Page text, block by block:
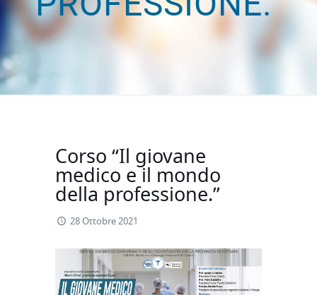
Corso “Il giovane
medico e il mondo
della professione.”
28 Ottobre 2021